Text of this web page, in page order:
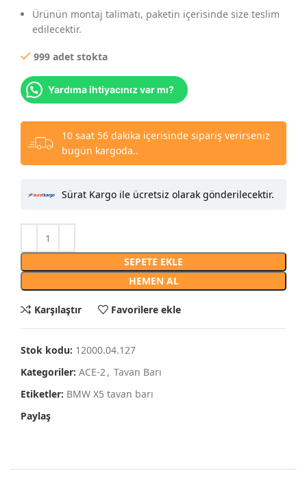
Ürünün montaj talimatı, paketin içerisinde size teslim
edilecektir.
999 adet stokta
Yardıma ihtiyacınız var mı?
10 saat 56 dakika içerisinde sipariş verirseniz
bugün kargoda..
Sürat Kargo ile ücretsiz olarak gönderilecektir.
SEPETE EKLE
HEMEN AL
Karşılaştır Favorilere ekle
Stok kodu: 12000.04.127
Kategoriler: ACE-2, Tavan Barı
Etiketler: BMW X5 tavan barı
Paylaş